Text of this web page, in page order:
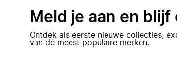
Meld je aan en
Ontdek als eerste nieuwe collecties,
van de meest populaire merken.